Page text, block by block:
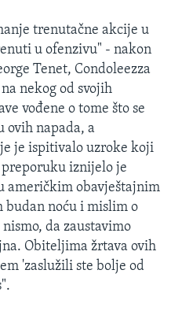
trenutačne akcije u
u ofenzivu" - nakon
Tenet, Condoleezza
nekog od svojih
vođene o tome što se
ovih napada, a
je ispitivalo uzroke koji
iznijelo je
američkim obavještajnim
budan noću i mislim o
da zaustavimo
Obiteljima žrtava ovih
'zaslužili ste bolje od